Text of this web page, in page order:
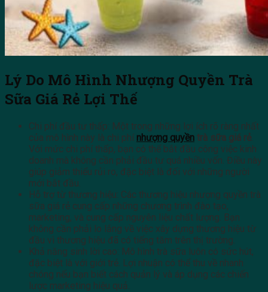
Lý Do Mô Hình Nhượng Quyền Trà
Sữa Giá Rẻ Lợi Thế
Chi phí đầu tư thấp: Một trong những lợi ích rõ ràng nhất
của mô hình này là chi phí nhượng quyền trà sữa giá rẻ
Với mức chi phí thấp, bạn có thể bắt đầu công việc kinh
doanh mà không cần phải đầu tư quá nhiều vốn. Điều này
giúp giảm thiểu rủi ro, đặc biệt là đối với những người
mới bắt đầu.
Hỗ trợ từ thương hiệu: Các thương hiệu nhượng quyền trà
sữa giá rẻ cung cấp những chương trình đào tạo,
marketing, và cung cấp nguyên liệu chất lượng. Bạn
không cần phải lo lắng về việc xây dựng thương hiệu từ
đầu vì thương hiệu đã có tiếng tăm trên thị trường.
Khả năng sinh lời cao: Mô hình trà sữa luôn có sức hút,
đặc biệt là với giới trẻ. Lợi nhuận có thể thu về nhanh
chóng nếu bạn biết cách quản lý và áp dụng các chiến
lược marketing hiệu quả.